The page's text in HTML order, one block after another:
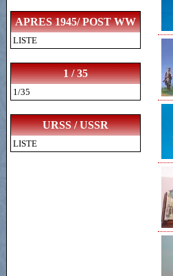
APRES 1945/ POST WW
LISTE
1 / 35
1/35
URSS / USSR
LISTE